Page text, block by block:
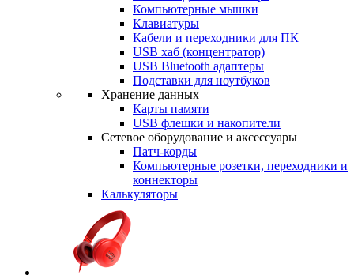
Компьютерные мышки
Клавиатуры
Кабели и переходники для ПК
USB хаб (концентратор)
USB Bluetooth адаптеры
Подставки для ноутбуков
Хранение данных
Карты памяти
USB флешки и накопители
Сетевое оборудование и аксессуары
Патч-корды
Компьютерные розетки, переходники и
коннекторы
Калькуляторы